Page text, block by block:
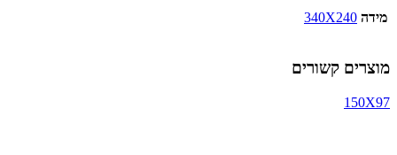
מידה 340X240
מוצרים קשורים
150X97